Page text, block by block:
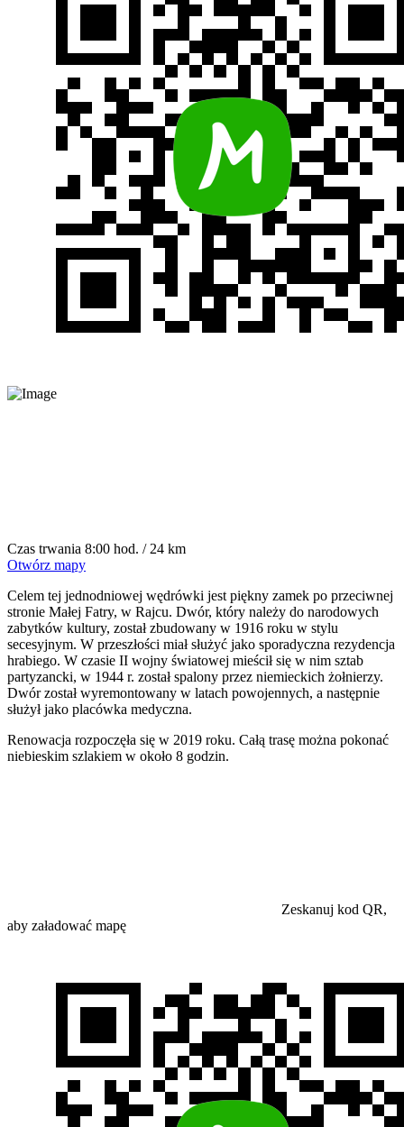
Czas trwania 8:00 hod. / 24 km
Otwórz mapy
Celem tej jednodniowej wędrówki jest piękny zamek po przeciwnej
stronie Małej Fatry, w Rajcu. Dwór, który należy do narodowych
zabytków kultury, został zbudowany w 1916 roku w stylu
secesyjnym. W przeszłości miał służyć jako sporadyczna rezydencja
hrabiego. W czasie II wojny światowej mieścił się w nim sztab
partyzancki, w 1944 r. został spalony przez niemieckich żołnierzy.
Dwór został wyremontowany w latach powojennych, a następnie
służył jako placówka medyczna.
Renowacja rozpoczęła się w 2019 roku. Całą trasę można pokonać
niebieskim szlakiem w około 8 godzin.
Zeskanuj kod QR,
aby załadować mapę